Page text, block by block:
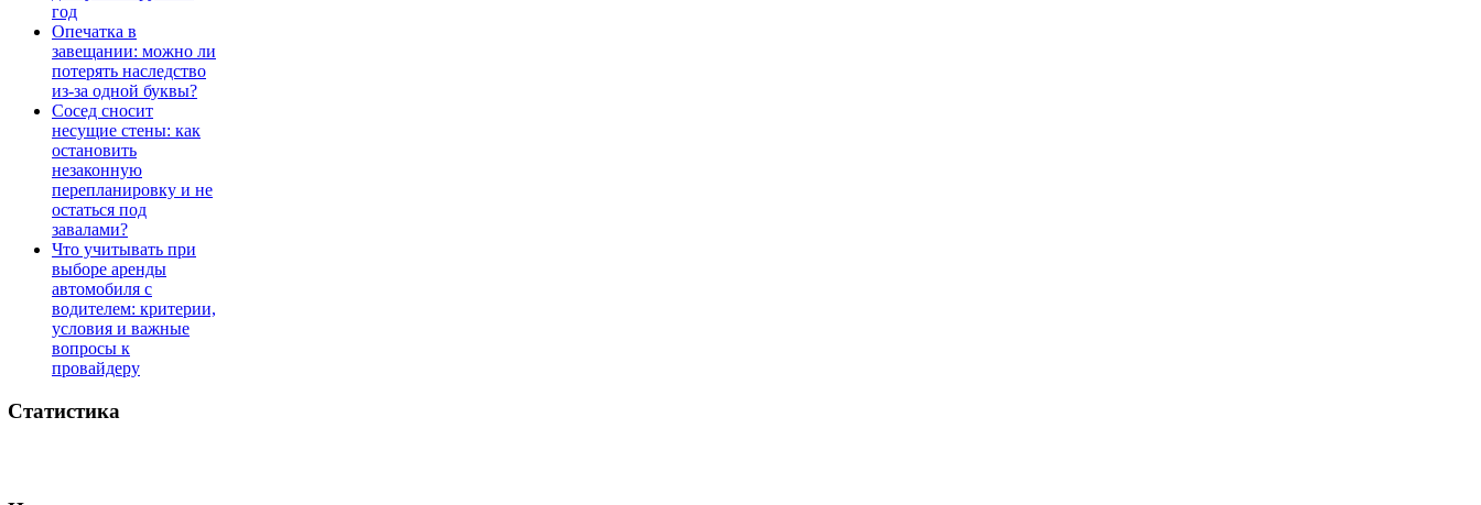
год
Опечатка в
завещании: можно ли
потерять наследство
из-за одной буквы?
Сосед сносит
несущие стены: как
остановить
незаконную
перепланировку и не
остаться под
завалами?
Что учитывать при
выборе аренды
автомобиля с
водителем: критерии,
условия и важные
вопросы к
провайдеру
Статистика